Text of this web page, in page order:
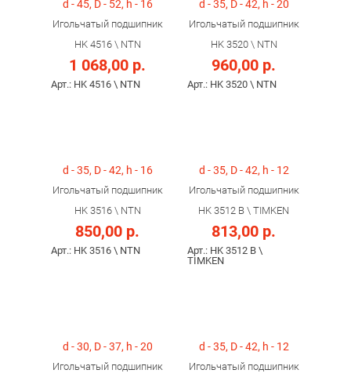
d - 45, D - 52, h - 16
Игольчатый подшипник
HK 4516 \ NTN
1 068,00 р.
Арт.: HK 4516 \ NTN
d - 35, D - 42, h - 20
Игольчатый подшипник
HK 3520 \ NTN
960,00 р.
Арт.: HK 3520 \ NTN
d - 35, D - 42, h - 16
Игольчатый подшипник
HK 3516 \ NTN
850,00 р.
Арт.: HK 3516 \ NTN
d - 35, D - 42, h - 12
Игольчатый подшипник
HK 3512 B \ TIMKEN
813,00 р.
Арт.: HK 3512 B \
TIMKEN
d - 30, D - 37, h - 20
Игольчатый подшипник
d - 35, D - 42, h - 12
Игольчатый подшипник